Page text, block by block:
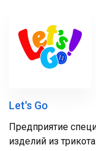
Let's Go
Предприятие
изделий из